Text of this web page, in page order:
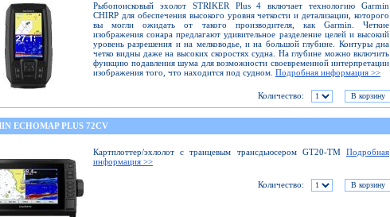
Рыбопоисковый эхолот STRIKER Plus 4 включает технологию Garmin
CHIRP для обеспечения высокого уровня четкости и детализации, которого
вы могли ожидать от такого производителя, как Garmin. Четкие
изображения сонара предлагают удивительное разделение целей и высокий
уровень разрешения и на мелководье, и на большой глубине. Контуры дна
четко видны даже на высоких скоростях судна. На глубине можно включить
функцию подавления шума для возможности своевременной интерпретации
изображения того, что находится под судном. Подробная информация >>
Количество:
ECHOMAP PLUS 72CV
Картплоттер/эхлолот с транцевым трансдьюсером GT20-TM Подробная
информация >>
Количество: